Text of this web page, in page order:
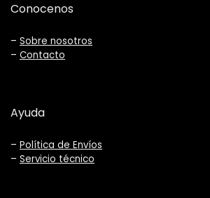
Conocenos
– Sobre nosotros
– Contacto
Ayuda
– Política de Envíos
– Servicio técnico